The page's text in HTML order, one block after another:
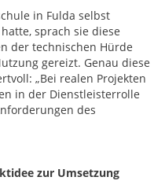
in Fulda selbst
sprach sie diese
der technischen Hürde
gereizt. Genau diese
„Bei realen Projekten
in der Dienstleisterrolle
des
zur Umsetzung